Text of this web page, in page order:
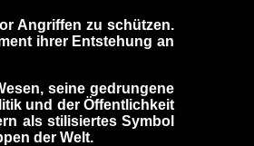
Angriffen zu schützen.
ihrer Entstehung an
seine gedrungene
und der Öffentlichkeit
als stilisiertes Symbol
der Welt.